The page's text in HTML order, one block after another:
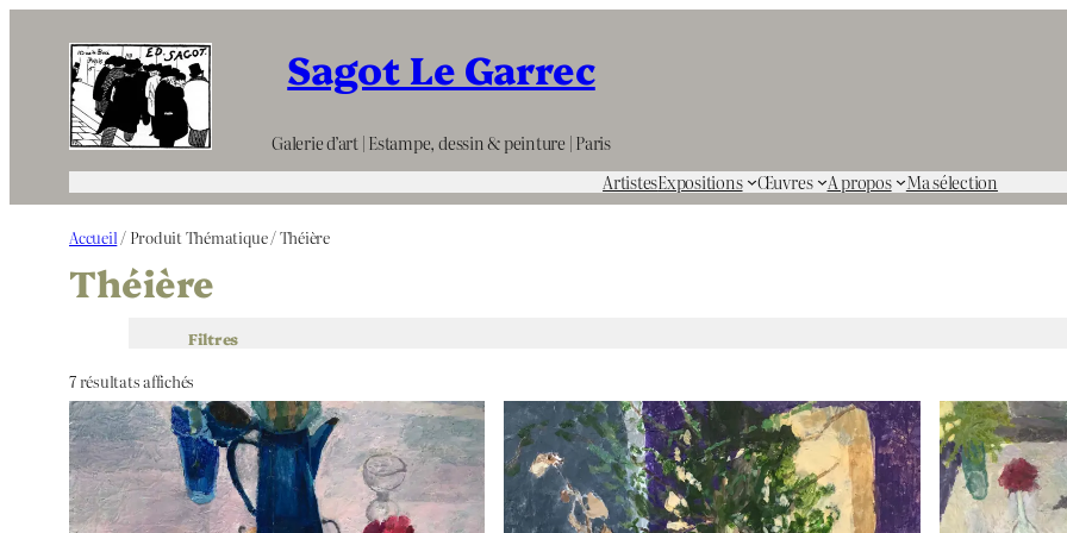
contenu
Sagot Le Garrec
Galerie d’art | Estampe, dessin & peinture | Paris
ArtistesExpositions Œuvres A propos Ma sélection
Accueil / Produit Thématique / Théière
Théière
Filtres
7 résultats affichés